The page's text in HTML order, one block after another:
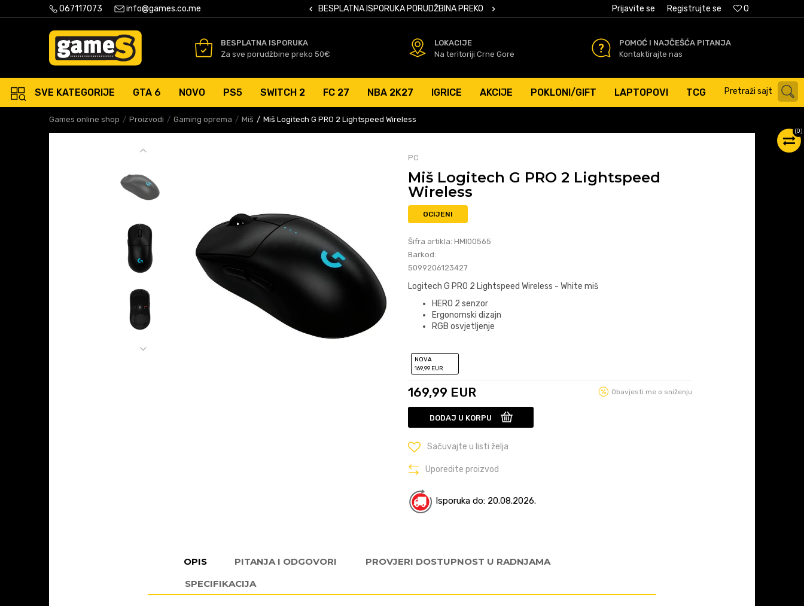
067117073 info@games.co.me
ISPORUKA PORUDŽBINA PREKO 50 EURSIGURNO PLAĆANJE PLATNIM KARTICAMA BESPLATNA ISPORUKA PORUDŽBINA PREKO 50 EURSIGURNO PLAĆANJE PLATNIM KARTICAMA 0
Prijavite se Registrujte se
BESPLATNA ISPORUKA
Za sve porudžbine preko 50€
LOKACIJE
Na teritoriji Crne Gore
POMOĆ I NAJČEŠĆA PITANJA
Kontaktirajte nas
SVE KATEGORIJE GTA 6 NOVO PS5 SWITCH 2 FC 27 NBA 2K27 IGRICE AKCIJE POKLONI/GIFT LAPTOPOVI TCG Pretraži sajt
Games online shop Proizvodi Gaming oprema Miš Miš Logitech G PRO 2 Lightspeed Wireless
(0)
PC
Miš Logitech G PRO 2 Lightspeed
Wireless
OCIJENI
Šifra artikla: HMI00565
Barkod:
5099206123427
Logitech G PRO 2 Lightspeed Wireless - White miš
HERO 2 senzor
Ergonomski dizajn
RGB osvjetljenje
NOVA
169,99 EUR
169,99 EUR Obavjesti me o sniženju
DODAJ U KORPU
Sačuvajte u listi želja
Uporedite proizvod
Isporuka do: 20.08.2026.
OPIS PITANJA I ODGOVORI
PROVJERI DOSTUPNOST U RADNJAMA
SPECIFIKACIJA